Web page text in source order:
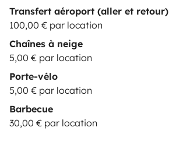
Transfert aéroport (aller et retour)
100,00 € par location
Chaînes à neige
5,00 € par location
Porte-vélo
5,00 € par location
Barbecue
30,00 € par location